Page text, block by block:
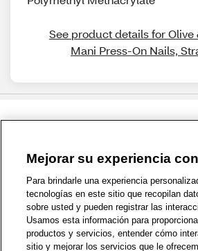
See product details for Olive
Mani Press-On Nails,
1-800-679-9691 | Contáctenos | Términos
Política de Privacidad | WA Privacy
Zona de Bienestar | © 1999 -
Mejorar su experiencia
Para brindarle una experiencia
tecnologías en este sitio que recopilan
sobre usted y pueden registrar las
Usamos esta información para
productos y servicios, entender cómo
sitio y mejorar los servicios que le